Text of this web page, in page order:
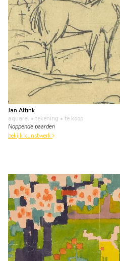
Jan Altink
aquarel • tekening • te koop
Noppende paarden
bekijk kunstwerk